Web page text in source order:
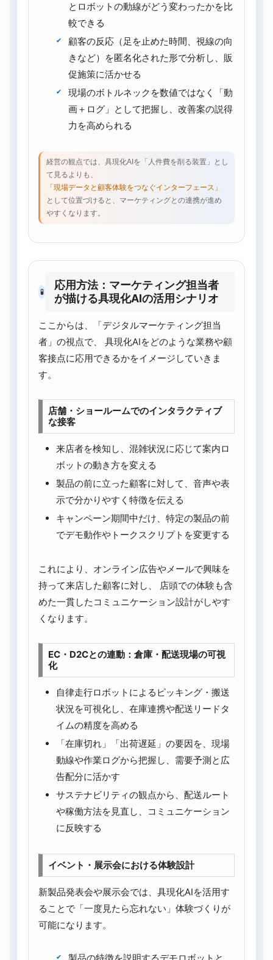
とロボットの動線がどう変わったかを比
較できる
顧客の反応（足を止めた時間、視線の向
きなど）を匿名化された形で分析し、販
促施策に活かせる
現場のボトルネックを数値ではなく「動
画＋ログ」として把握し、改善案の説得
力を高められる
経営の観点では、具現化AIを「人件費を削る装置」とし
て見るよりも、
「現場データと顧客体験をつなぐインターフェース」
として位置づけると、マーケティングとの連携が進め
やすくなります。
🧪
応用方法：マーケティング担当者
が描ける具現化AIの活用シナリオ
ここからは、「デジタルマーケティング担当
者」の視点で、 具現化AIをどのような業務や顧
客接点に応用できるかをイメージしていきま
す。
店舗・ショールームでのインタラクティブ
な接客
来店者を検知し、混雑状況に応じて案内ロ
ボットの動き方を変える
製品の前に立った顧客に対して、音声や表
示で分かりやすく特徴を伝える
キャンペーン期間中だけ、特定の製品の前
でデモ動作やトークスクリプトを変更する
これにより、オンライン広告やメールで興味を
持って来店した顧客に対し、 店頭での体験も含
めた一貫したコミュニケーション設計がしやす
くなります。
EC・D2Cとの連動：倉庫・配送現場の可視
化
自律走行ロボットによるピッキング・搬送
状況を可視化し、在庫連携や配送リードタ
イムの精度を高める
「在庫切れ」「出荷遅延」の要因を、現場
動線や作業ログから把握し、需要予測と広
告配分に活かす
サステナビリティの観点から、配送ルート
や稼働方法を見直し、コミュニケーション
に反映する
イベント・展示会における体験設計
新製品発表会や展示会では、具現化AIを活用す
ることで「一度見たら忘れない」体験づくりが
可能になります。